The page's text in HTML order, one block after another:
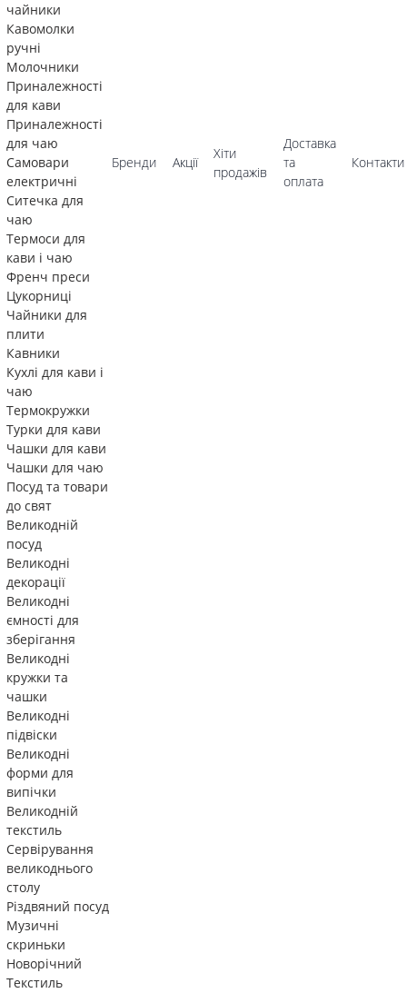
чайники
Кавомолки
ручні
Молочники
Приналежності
для кави
Приналежності
для чаю
Самовари
електричні
Ситечка для
чаю
Термоси для
кави і чаю
Френч преси
Цукорниці
Чайники для
плити
Кавники
Кухлі для кави і
чаю
Термокружки
Турки для кави
Чашки для кави
Чашки для чаю
Посуд та товари
до свят
Великодній
посуд
Великодні
декорації
Великодні
ємності для
зберігання
Великодні
кружки та
чашки
Великодні
підвіски
Великодні
форми для
випічки
Великодній
текстиль
Сервірування
великоднього
столу
Різдвяний посуд
Музичні
скриньки
Новорічний
Текстиль
Бренди Акції
Хіти
продажів
Доставка
та
оплата
Контакти